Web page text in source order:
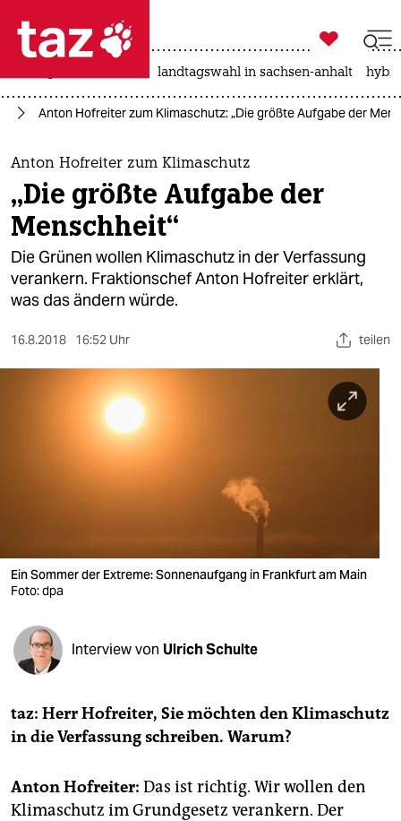
 taz zahl ich
taz zahl ich
themen
politik
öko
gesellschaft
sport
verlag
veranstaltungen
shop
fragen & hilfe
unterstützen
abo
epaper login

taz zahl ich
landtagswahl in sachsen-anhalt
Anton Hofreiter zum Klimaschutz: „Die größte Aufgabe der
Anton Hofreiter zum Klimaschutz
„Die größte Aufgabe der
Menschheit“
Die Grünen wollen Klimaschutz in der Verfassung
verankern. Fraktionschef Anton Hofreiter erklärt,
was das ändern würde.
16.8.2018 16:52 Uhr teilen
Ein Sommer der Extreme: Sonnenaufgang in Frankfurt am Main
Foto: dpa
Interview von Ulrich Schulte
taz: Herr Hofreiter, Sie möchten den Klimaschutz
in die Verfassung schreiben. Warum?
Anton Hofreiter: Das ist richtig. Wir wollen den
Klimaschutz im Grundgesetz verankern. Der